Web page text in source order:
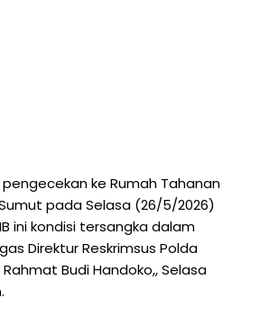
ke Rumah Tahanan
pada Selasa (26/5/2026)
ini kondisi tersangka dalam
Direktur Reskrimsus Polda
Budi Handoko,, Selasa